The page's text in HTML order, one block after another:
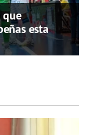
que
esta